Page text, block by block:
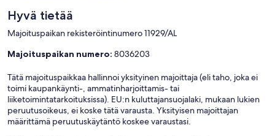
Hyvä tietää
Majoituspaikan rekisteröintinumero 11929/AL
Majoituspaikan numero: 8036203
Tätä majoituspaikkaa hallinnoi yksityinen majoittaja (eli taho, joka ei
toimi kaupankäynti-, ammatinharjoittamis- tai
liiketoimintatarkoituksissa). EU:n kuluttajansuojalaki, mukaan lukien
peruutusoikeus, ei koske tätä varausta. Yksityisen majoittajan
määrittämä peruutuskäytäntö koskee varaustasi.